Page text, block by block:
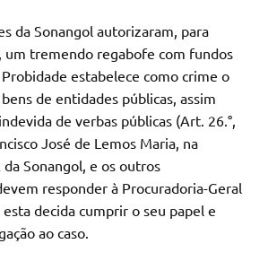
da Sonangol autorizaram, para
um tremendo regabofe com fundos
estabelece como crime o
de entidades públicas, assim
de verbas públicas (Art. 26.°,
José de Lemos Maria, na
Sonangol, e os outros
responder à Procuradoria-Geral
esta decida cumprir o seu papel e
ao caso.